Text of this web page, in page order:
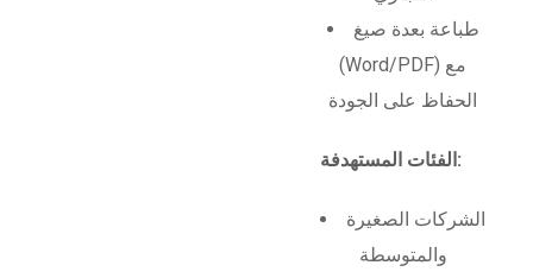
طباعة بعدة صيغ
(Word/PDF) مع
الحفاظ على الجودة
الفئات المستهدفة:
الشركات الصغيرة
والمتوسطة